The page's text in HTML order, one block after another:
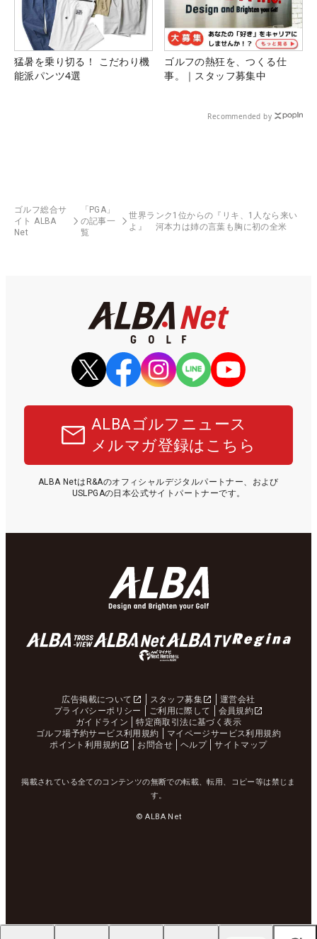
猛暑を乗り切る！ こだわり機
能派パンツ4選
ゴルフの熱狂を、つくる仕
事。｜スタッフ募集中
Recommended by
ゴルフ総合サ
イト ALBA
Net
「PGA」
の記事一
覧
世界ランク1位からの『リキ、1人なら来い
よ』 河本力は姉の言葉も胸に初の全米
ALBAゴルフニュース
メルマガ登録はこちら
ALBA NetはR&Aのオフィシャルデジタルパートナー、および
USLPGAの日本公式サイトパートナーです。
広告掲載について スタッフ募集
運営会社
プライバシーポリシー
ご利用に際して
会員規約
ガイドライン
特定商取引法に基づく表示
ゴルフ場予約サービス利用規約
マイページサービス利用規約
ポイント利用規約
お問合せ ヘルプ サイトマップ
掲載されている全てのコンテンツの無断での転載、転用、コピー等は禁じま
す。
© ALBA Net